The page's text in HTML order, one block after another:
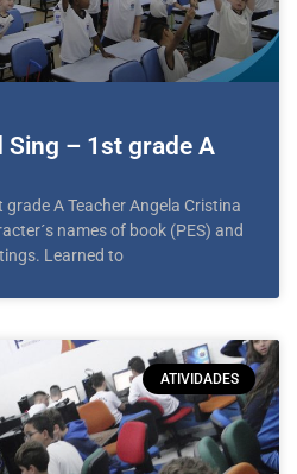
Sing – 1st grade A
grade A Teacher Angela Cristina
names of book (PES) and
Learned to
ATIVIDADES